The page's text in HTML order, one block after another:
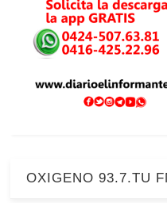
OXIGENO 93.7.TU